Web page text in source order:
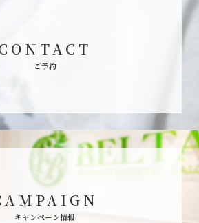
ご予約
キャンペーン情報